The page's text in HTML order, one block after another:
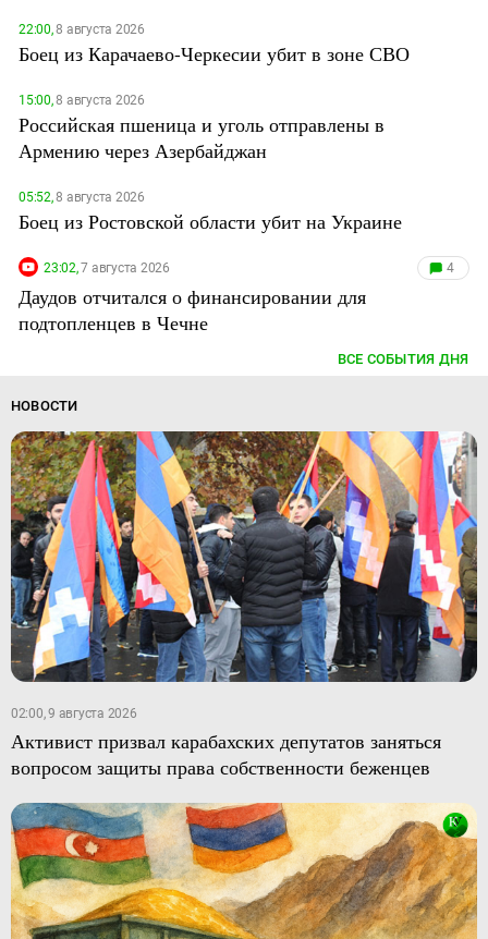
22:00,8 августа 2026
Боец из Карачаево-Черкесии убит в зоне СВО
15:00,8 августа 2026
Российская пшеница и уголь отправлены в
Армению через Азербайджан
05:52,8 августа 2026
Боец из Ростовской области убит на Украине
23:02,7 августа 2026 4
Даудов отчитался о финансировании для
подтопленцев в Чечне
ВСЕ СОБЫТИЯ ДНЯ
НОВОСТИ
02:00, 9 августа 2026
Активист призвал карабахских депутатов заняться
вопросом защиты права собственности беженцев